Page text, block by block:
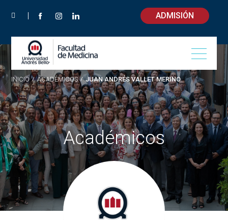
ADMISIÓN
INICIO / ACADÉMICOS / JUAN ANDRÉS VALLET MERINO
Académicos